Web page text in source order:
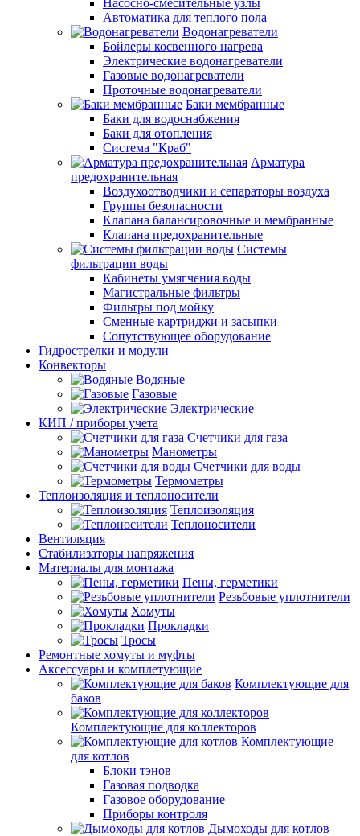
Насосно-смесительные узлы
Автоматика для теплого пола
Водонагреватели
Бойлеры косвенного нагрева
Электрические водонагреватели
Газовые водонагреватели
Проточные водонагреватели
Баки мембранные
Баки для водоснабжения
Баки для отопления
Система "Краб"
Арматура
предохранительная
Воздухоотводчики и сепараторы воздуха
Группы безопасности
Клапана балансировочные и мембранные
Клапана предохранительные
Системы
фильтрации воды
Кабинеты умягчения воды
Магистральные фильтры
Фильтры под мойку
Сменные картриджи и засыпки
Сопутствующее оборудование
Гидрострелки и модули
Конвекторы
Водяные
Газовые
Электрические
КИП / приборы учета
Счетчики для газа
Манометры
Счетчики для воды
Термометры
Теплоизоляция и теплоносители
Теплоизоляция
Теплоносители
Вентиляция
Стабилизаторы напряжения
Материалы для монтажа
Пены, герметики
Резьбовые уплотнители
Хомуты
Прокладки
Тросы
Ремонтные хомуты и муфты
Аксессуары и комплетующие
Комплектующие для
баков
Комплектующие для коллекторов
Комплектующие
для котлов
Блоки тэнов
Газовая подводка
Газовое оборудование
Приборы контроля
Дымоходы для котлов